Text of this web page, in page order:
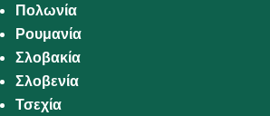
Πολωνία
Ρουμανία
Σλοβακία
Σλοβενία
Τσεχία